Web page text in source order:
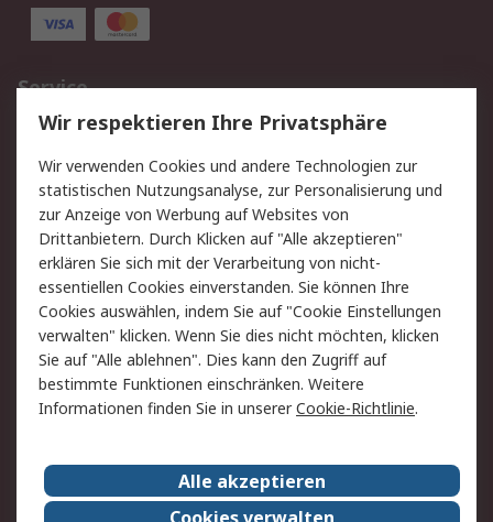
Service
Value Added Services
Lieferlösungen
Rücksendungen
Kontakt
Hilfe
Rechtliches
AGB
Datenschutz
Cookie-Richtlinie
Zahlungsbedingungen
Copyright/Impressum
Über RS
Karriere bei RS
Nachhaltigkeit
Qualität/Umwelt/ZertifikatePresse-Center
Wir respektieren Ihre Privatsphäre
Wir verwenden Cookies und andere Technologien zur
statistischen Nutzungsanalyse, zur Personalisierung und
zur Anzeige von Werbung auf Websites von
Drittanbietern. Durch Klicken auf "Alle akzeptieren"
erklären Sie sich mit der Verarbeitung von nicht-
essentiellen Cookies einverstanden. Sie können Ihre
Cookies auswählen, indem Sie auf "Cookie Einstellungen
verwalten" klicken. Wenn Sie dies nicht möchten, klicken
Sie auf "Alle ablehnen". Dies kann den Zugriff auf
bestimmte Funktionen einschränken. Weitere
Informationen finden Sie in unsererCookie-Richtlinie.
Alle akzeptieren